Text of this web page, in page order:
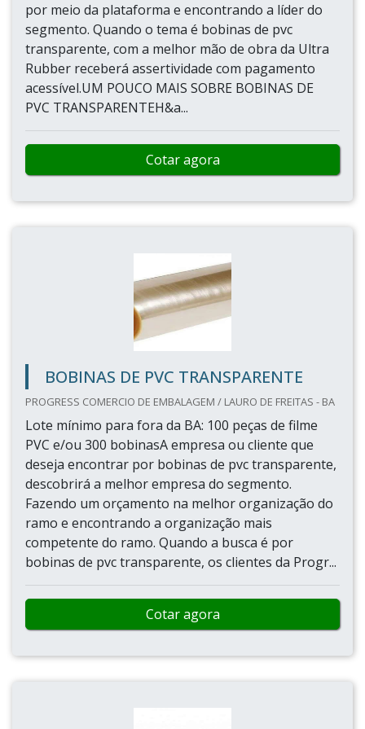
por meio da plataforma e encontrando a líder do
segmento. Quando o tema é bobinas de pvc
transparente, com a melhor mão de obra da Ultra
Rubber receberá assertividade com pagamento
acessível.UM POUCO MAIS SOBRE BOBINAS DE
PVC TRANSPARENTEH&a...
Cotar agora
BOBINAS DE PVC TRANSPARENTE
PROGRESS COMERCIO DE EMBALAGEM / LAURO DE FREITAS - BA
Lote mínimo para fora da BA: 100 peças de filme
PVC e/ou 300 bobinasA empresa ou cliente que
deseja encontrar por bobinas de pvc transparente,
descobrirá a melhor empresa do segmento.
Fazendo um orçamento na melhor organização do
ramo e encontrando a organização mais
competente do ramo. Quando a busca é por
bobinas de pvc transparente, os clientes da Progr...
Cotar agora